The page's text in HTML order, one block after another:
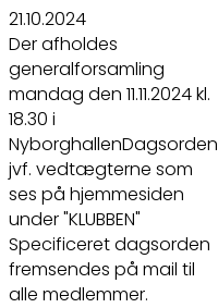
21.10.2024
Der afholdes
generalforsamling
mandag den 11.11.2024 kl.
18.30 i
NyborghallenDagsorden
jvf. vedtægterne som
ses på hjemmesiden
under "KLUBBEN"
Specificeret dagsorden
fremsendes på mail til
alle medlemmer.